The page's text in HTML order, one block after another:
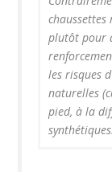
chaussettes
plutôt pour
les risques
naturelles
pied, à la
synthétiques.